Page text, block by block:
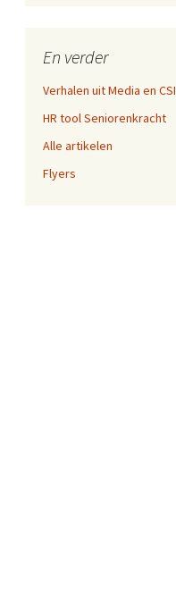
En verder
Verhalen uit Media en CSI
HR tool Seniorenkracht
Alle artikelen
Flyers